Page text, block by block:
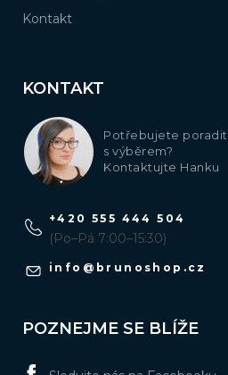
Kontakt
KONTAKT
Potřebujete poradit
s výběrem?
Kontaktujte Hanku
info @ brunoshop.cz
+420 555 444 504
(Po–Pá 7:00–15:30)
POZNEJME SE BLÍŽE